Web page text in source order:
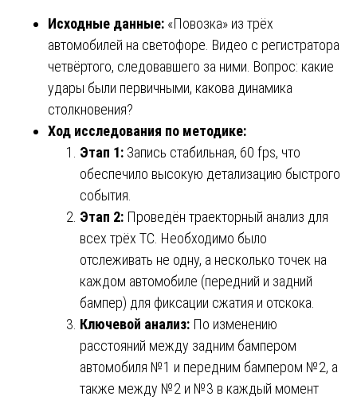
Исходные данные: «Повозка» из трёх
автомобилей на светофоре. Видео с регистратора
четвёртого, следовавшего за ними. Вопрос: какие
удары были первичными, какова динамика
столкновения?
Ход исследования по методике:
Этап 1: Запись стабильная, 60 fps, что
обеспечило высокую детализацию быстрого
события.
Этап 2: Проведён траекторный анализ для
всех трёх ТС. Необходимо было
отслеживать не одну, а несколько точек на
каждом автомобиле (передний и задний
бампер) для фиксации сжатия и отскока.
Ключевой анализ: По изменению
расстояний между задним бампером
автомобиля №1 и передним бампером №2, а
также между №2 и №3 в каждый момент